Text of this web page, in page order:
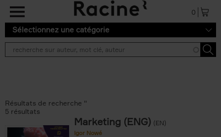
Aller au contenu principal
0
Sélectionnez une catégorie
Résultats de recherche ''
5 résultats
Marketing (ENG) (EN)
Igor Nowé